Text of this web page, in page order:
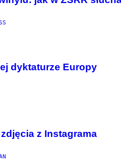
dyktaturze Europy
z Instagrama